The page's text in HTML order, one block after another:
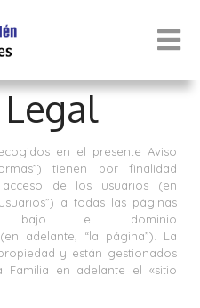
en el presente Aviso
tienen por finalidad
de los usuarios (en
a todas las páginas
bajo el dominio
adelante, “la página”). La
y están gestionados
Familia en adelante el «sitio